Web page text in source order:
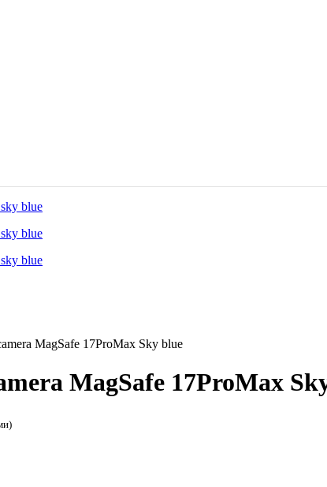
MagSafe 17ProMax Sky blue
MagSafe 17ProMax